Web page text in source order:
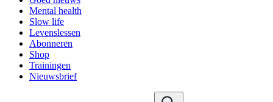
Mental health
Slow life
Levenslessen
Abonneren
Shop
Trainingen
Nieuwsbrief